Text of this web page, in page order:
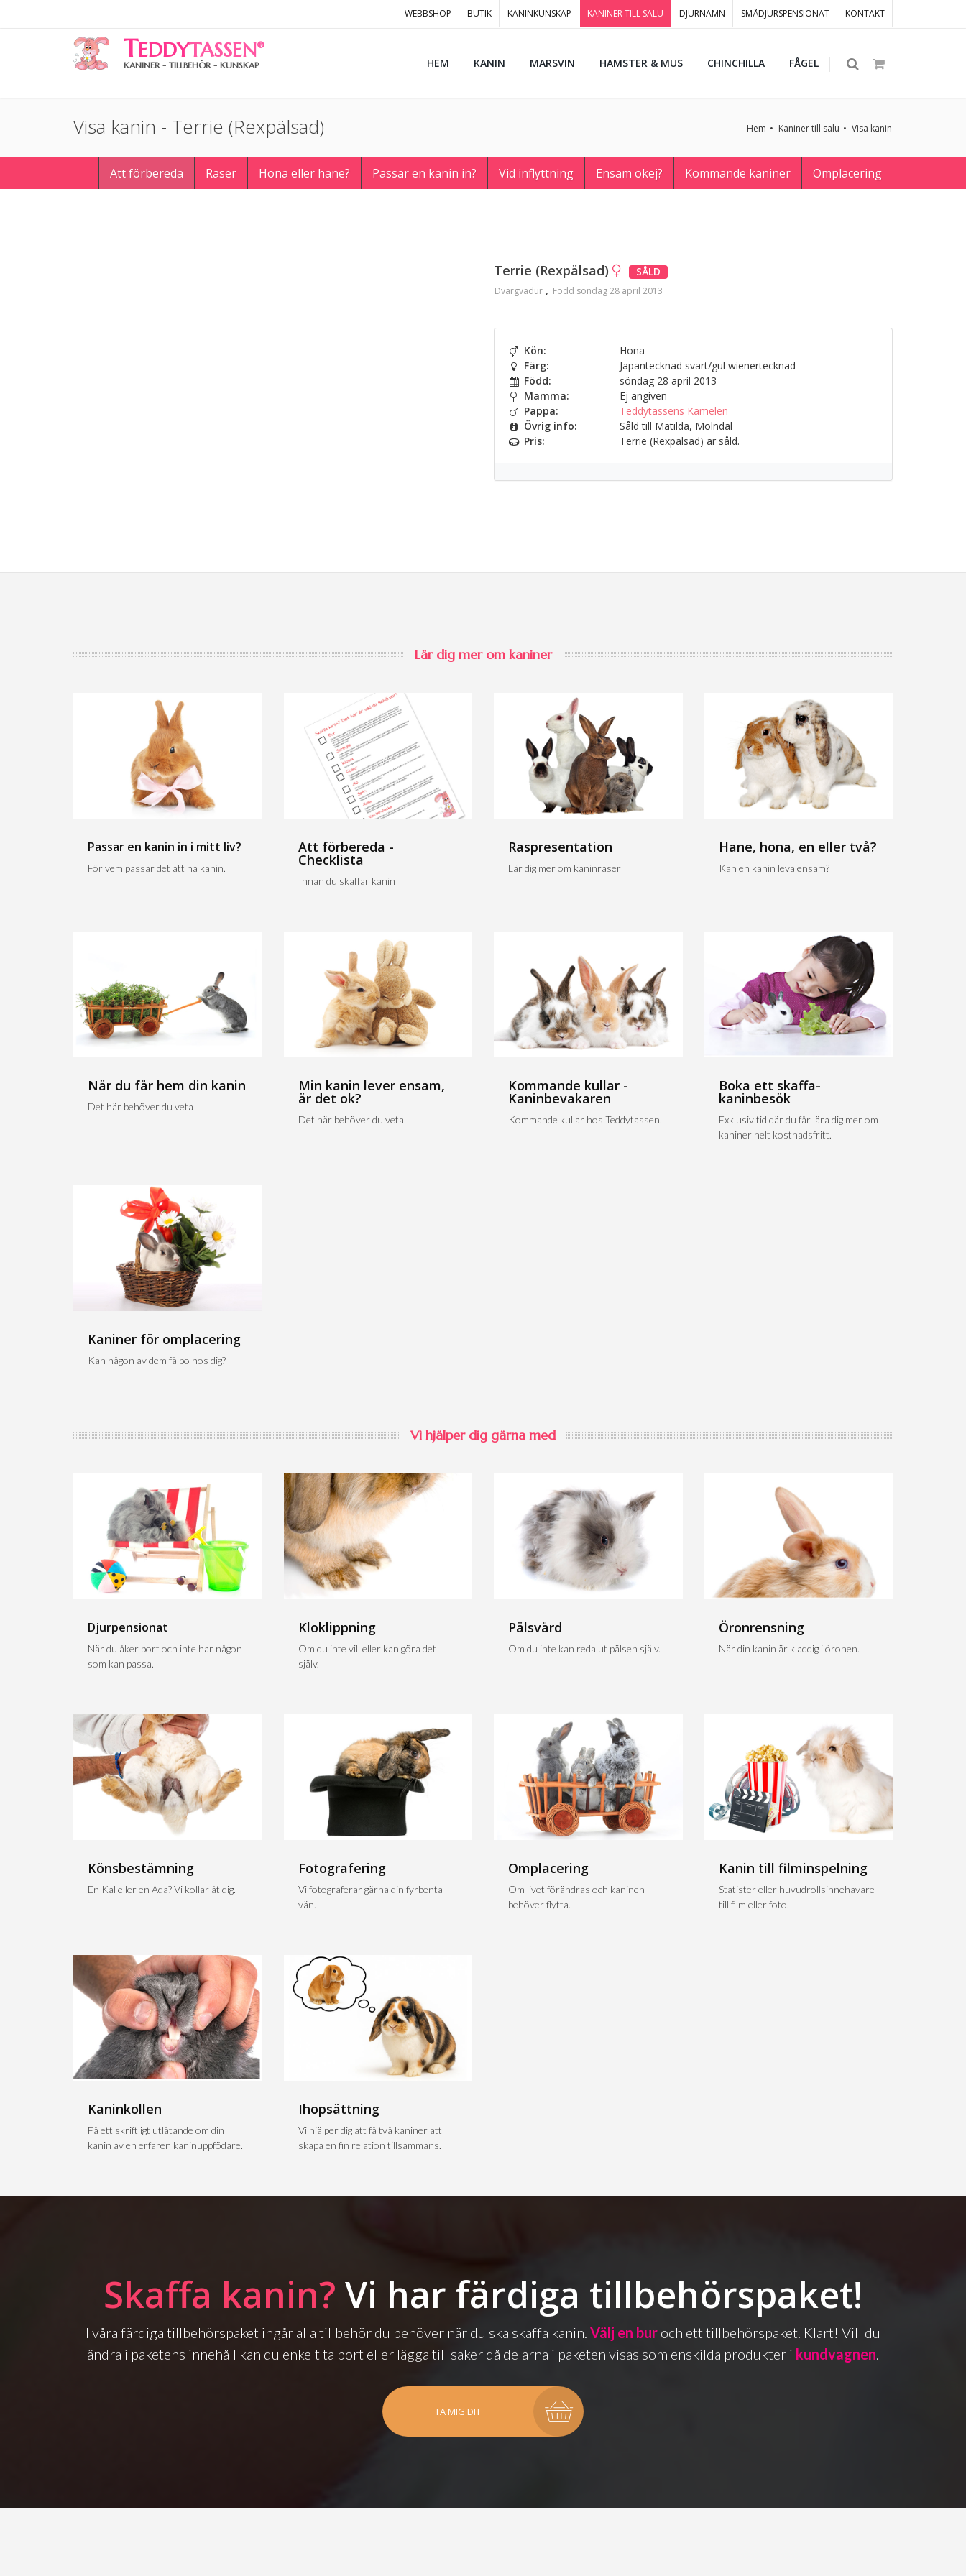
WEBBSHOP BUTIK KANINKUNSKAP KANINER TILL SALU DJURNAMN SMÅDJURSPENSIONAT KONTAKT
TEDDYTASSEN®
KANINER - TILLBEHÖR - KUNSKAP HEM KANIN MARSVIN HAMSTER & MUS CHINCHILLA FÅGEL
Visa kanin - Terrie (Rexpälsad) Hem Kaniner till salu Visa kanin
Att förbereda Raser Hona eller hane? Passar en kanin in? Vid inflyttning Ensam okej? Kommande kaniner Omplacering
Terrie (Rexpälsad) SÅLD
Dvärgvädur Född söndag 28 april 2013
Kön:
Hona
Färg:
Japantecknad svart/gul wienertecknad
Född:
söndag 28 april 2013
Mamma:
Ej angiven
Pappa:
Teddytassens Kamelen
Övrig info:
Såld till Matilda, Mölndal
Pris:
Terrie (Rexpälsad) är såld.
Lär dig mer om kaniner
Passar en kanin in i mitt liv?
För vem passar det att ha kanin.
Att förbereda -
Checklista
Innan du skaffar kanin
Raspresentation
Lär dig mer om kaninraser
Hane, hona, en eller två?
Kan en kanin leva ensam?
När du får hem din kanin
Det här behöver du veta
Min kanin lever ensam,
är det ok?
Det här behöver du veta
Kommande kullar -
Kaninbevakaren
Kommande kullar hos Teddytassen.
Boka ett skaffa-
kaninbesök
Exklusiv tid där du får lära dig mer om
kaniner helt kostnadsfritt.
Kaniner för omplacering
Kan någon av dem få bo hos dig?
Vi hjälper dig gärna med
Djurpensionat
När du åker bort och inte har någon
som kan passa.
Kloklippning
Om du inte vill eller kan göra det
själv.
Pälsvård
Om du inte kan reda ut pälsen själv.
Öronrensning
När din kanin är kladdig i öronen.
Könsbestämning
En Kal eller en Ada? Vi kollar åt dig.
Fotografering
Vi fotograferar gärna din fyrbenta
vän.
Omplacering
Om livet förändras och kaninen
behöver flytta.
Kanin till filminspelning
Statister eller huvudrollsinnehavare
till film eller foto.
Kaninkollen
Få ett skriftligt utlåtande om din
kanin av en erfaren kaninuppfödare.
Ihopsättning
Vi hjälper dig att få två kaniner att
skapa en fin relation tillsammans.
Skaffa kanin? Vi har färdiga tillbehörspaket!
I våra färdiga tillbehörspaket ingår alla tillbehör du behöver när du ska skaffa kanin. Välj en bur och ett tillbehörspaket. Klart! Vill du
ändra i paketens innehåll kan du enkelt ta bort eller lägga till saker då delarna i paketen visas som enskilda produkter i kundvagnen.
TA MIG DIT